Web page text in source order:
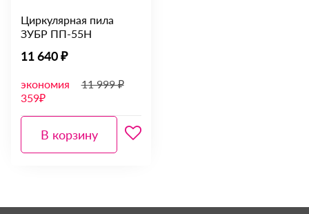
Циркулярная пила
ЗУБР ПП-55H
11 640 ₽
экономия
359₽
11 999 ₽
В корзину